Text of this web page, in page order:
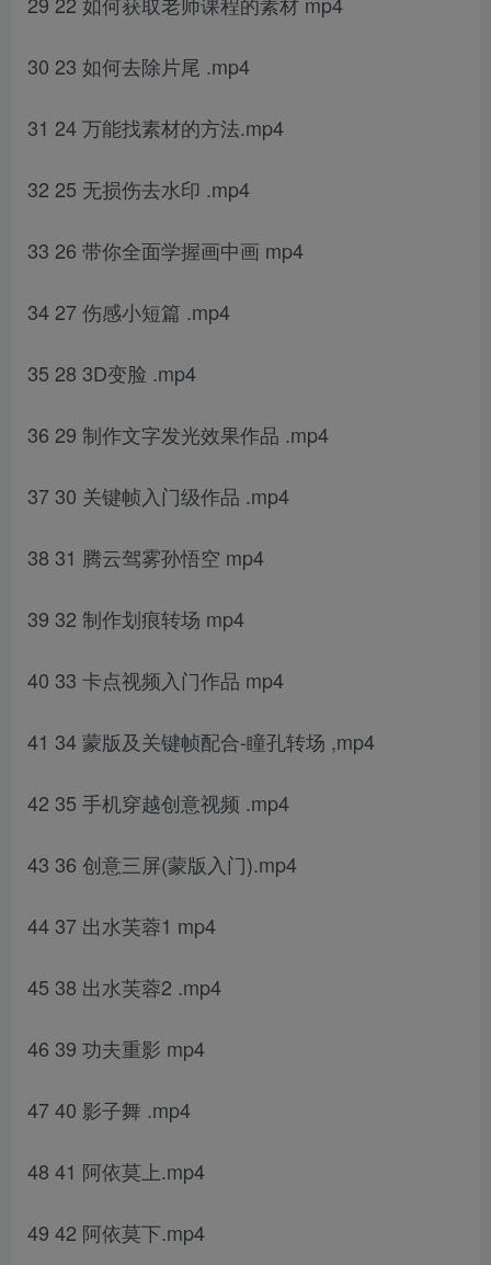
30 23 如何去除片尾 .mp4
31 24 万能找素材的方法.mp4
32 25 无损伤去水印 .mp4
33 26 带你全面学握画中画 mp4
34 27 伤感小短篇 .mp4
35 28 3D变脸 .mp4
36 29 制作文字发光效果作品 .mp4
37 30 关键帧入门级作品 .mp4
38 31 腾云驾雾孙悟空 mp4
39 32 制作划痕转场 mp4
40 33 卡点视频入门作品 mp4
41 34 蒙版及关键帧配合-瞳孔转场 ,mp4
42 35 手机穿越创意视频 .mp4
43 36 创意三屏(蒙版入门).mp4
44 37 出水芙蓉1 mp4
45 38 出水芙蓉2 .mp4
46 39 功夫重影 mp4
47 40 影子舞 .mp4
48 41 阿依莫上.mp4
49 42 阿依莫下.mp4